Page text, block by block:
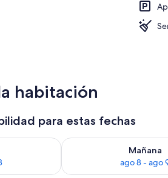
habitación
para estas fechas
para esta noche, ago 7 - ago 8
Mañana
ago 8 - ago
Consulta la